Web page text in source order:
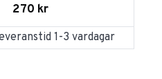
270 kr
1-3 vardagar